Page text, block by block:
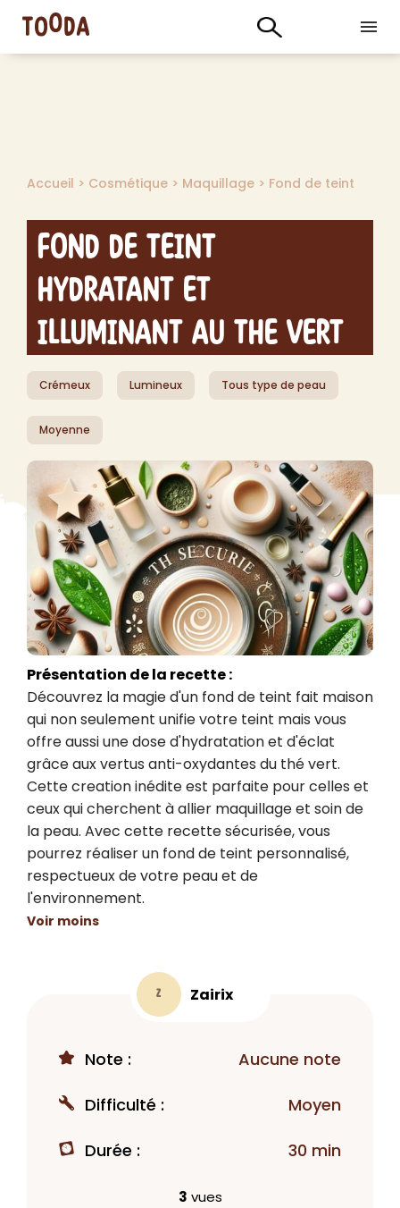
Accueil > Cosmétique > Maquillage > Fond de teint
Fond de teint
hydratant et
illuminant au the vert
Crémeux Lumineux Tous type de peau
Moyenne
Présentation de la recette :
Découvrez la magie d'un fond de teint fait maison
qui non seulement unifie votre teint mais vous
offre aussi une dose d'hydratation et d'éclat
grâce aux vertus anti-oxydantes du thé vert.
Cette creation inédite est parfaite pour celles et
ceux qui cherchent à allier maquillage et soin de
la peau. Avec cette recette sécurisée, vous
pourrez réaliser un fond de teint personnalisé,
respectueux de votre peau et de
l'environnement.
Voir moins
Z Zairix
Note : Aucune note
Difficulté : Moyen
Durée : 30 min
3 vues